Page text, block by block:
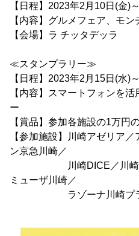
【日程】2023年2月10日(金)
【内容】グルメフェア、モ
【会場】ラ チッタデッラ
≪スタンプラリー≫
【日程】2023年2月15日(水)
【内容】スマートフォンを
ー
【賞品】参加各施設の1万円
【参加施設】川崎アゼリア
ン京急川崎／
川崎DICE／川崎モア
ミューザ川崎／
ラゾーナ川崎プラザ